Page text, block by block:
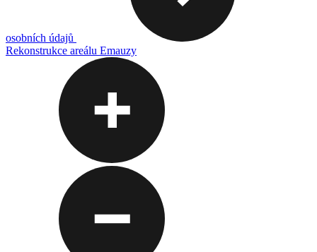
osobních údajů
Rekonstrukce areálu Emauzy